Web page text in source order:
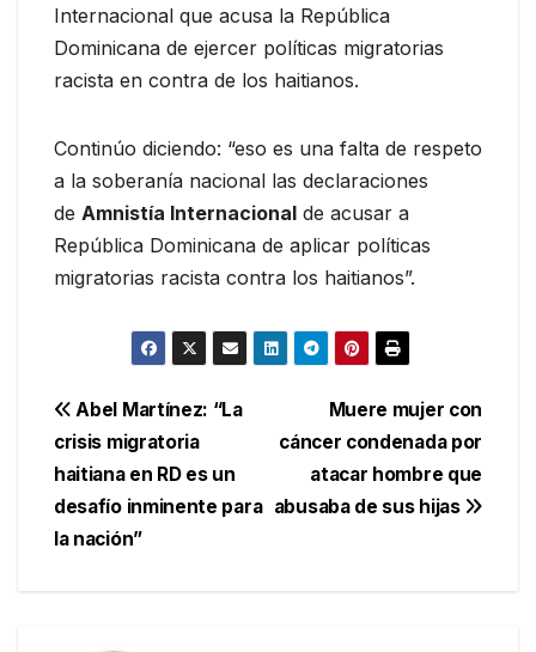
Internacional que acusa la República
Dominicana de ejercer políticas migratorias
racista en contra de los haitianos.
Continúo diciendo: “eso es una falta de respeto
a la soberanía nacional las declaraciones
de Amnistía Internacional de acusar a
República Dominicana de aplicar políticas
migratorias racista contra los haitianos”.
Navegación
de
entradas
Muere mujer con
cáncer condenada por
atacar hombre que
abusaba de sus hijas
Abel Martínez: “La
crisis migratoria
haitiana en RD es un
desafío inminente para
la nación”